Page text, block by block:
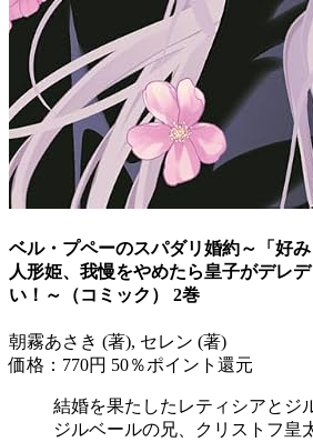
ベル・プペーのスパダリ婚約～「好
人形姫、我慢をやめたら皇子がデレ
い！～（コミック） 2巻
朝霧あさき (著), セレン (著)
価格：770円 50％ポイント還元
結婚を果たしたレティシアとジ
ジルベールの兄、クリストフ皇